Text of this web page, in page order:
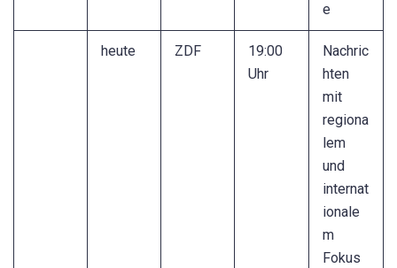
e
heute ZDF
19:00
Uhr
Nachric
hten
mit
regiona
lem
und
internat
ionale
m
Fokus